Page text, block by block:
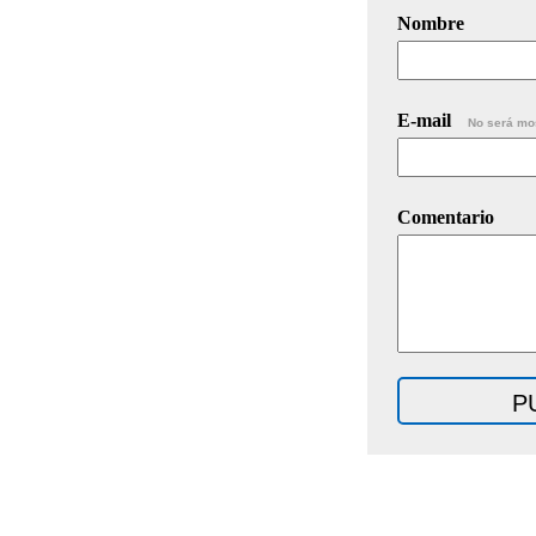
Nombre
E-mail No será
Comentario